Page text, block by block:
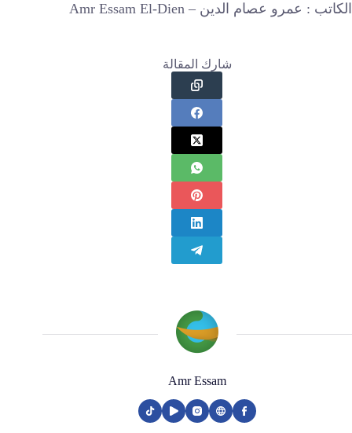
الكاتب : عمرو عصام الدين – Amr Essam El-Dien
شارك المقالة
Amr Essam